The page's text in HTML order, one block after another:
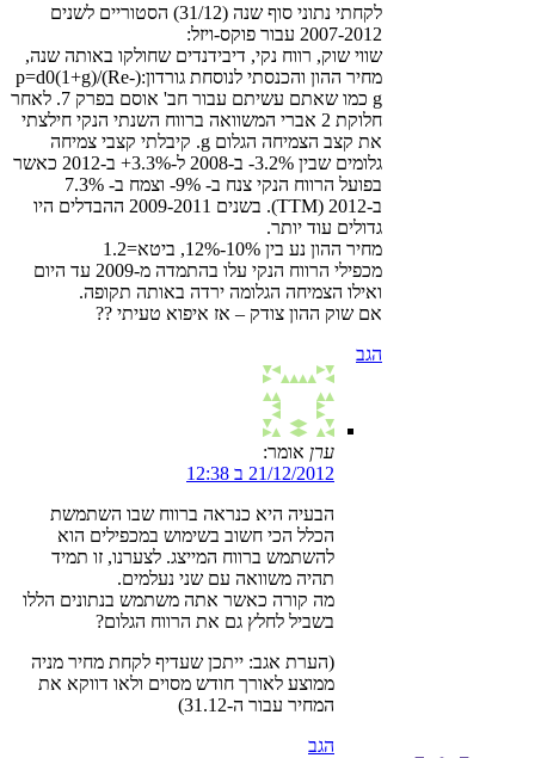
לקחתי נתוני סוף שנה (31/12) הסטוריים לשנים
2007-2012 עבור פוקס-ויזל:
שווי שוק, רווח נקי, דיבידנדים שחולקו באותה שנה,
מחיר ההון והכנסתי לנוסחת גורדון:(p=d0(1+g)/(Re-
g כמו שאתם עשיתם עבור חב' אוסם בפרק 7. לאחר
חלוקת 2 אברי המשוואה ברווח השנתי הנקי חילצתי
את קצב הצמיחה הגלום g. קיבלתי קצבי צמיחה
גלומים שבין 3.2%- ב-2008 ל-3.3%+ ב-2012 כאשר
בפועל הרווח הנקי צנח ב- 9%- וצמח ב- 7.3%
ב-2012 (TTM). בשנים 2009-2011 ההבדלים היו
גדולים עוד יותר.
מחיר ההון נע בין 10%-12%, ביטא=1.2
מכפילי הרווח הנקי עלו בהתמדה מ-2009 עד היום
ואילו הצמיחה הגלומה ירדה באותה תקופה.
אם שוק ההון צודק – אז איפוא טעיתי ??
הגב
ערן אומר:
21/12/2012 ב 12:38
הבעיה היא כנראה ברווח שבו השתמשת
הכלל הכי חשוב בשימוש במכפילים הוא
להשתמש ברווח המייצג. לצערנו, זו תמיד
תהיה משוואה עם שני נעלמים.
מה קורה כאשר אתה משתמש בנתונים הללו
בשביל לחלץ גם את הרווח הגלום?
(הערת אגב: ייתכן שעדיף לקחת מחיר מניה
ממוצע לאורך חודש מסוים ולאו דווקא את
המחיר עבור ה-31.12)
הגב